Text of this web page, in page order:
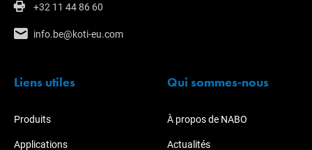
+32 11 44 86 60
info.be@koti-eu.com
Liens utiles
Produits
Applications
Qui sommes-nous
À propos de NABO
Actualités